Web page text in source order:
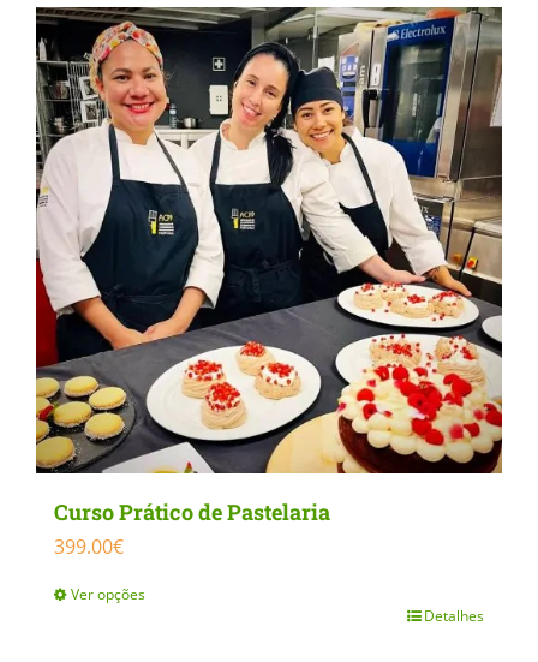
has
multiple
variants.
The
options
may
be
chosen
on
the
product
page
Curso Prático de Pastelaria
399.00€
Ver opções
Detalhes